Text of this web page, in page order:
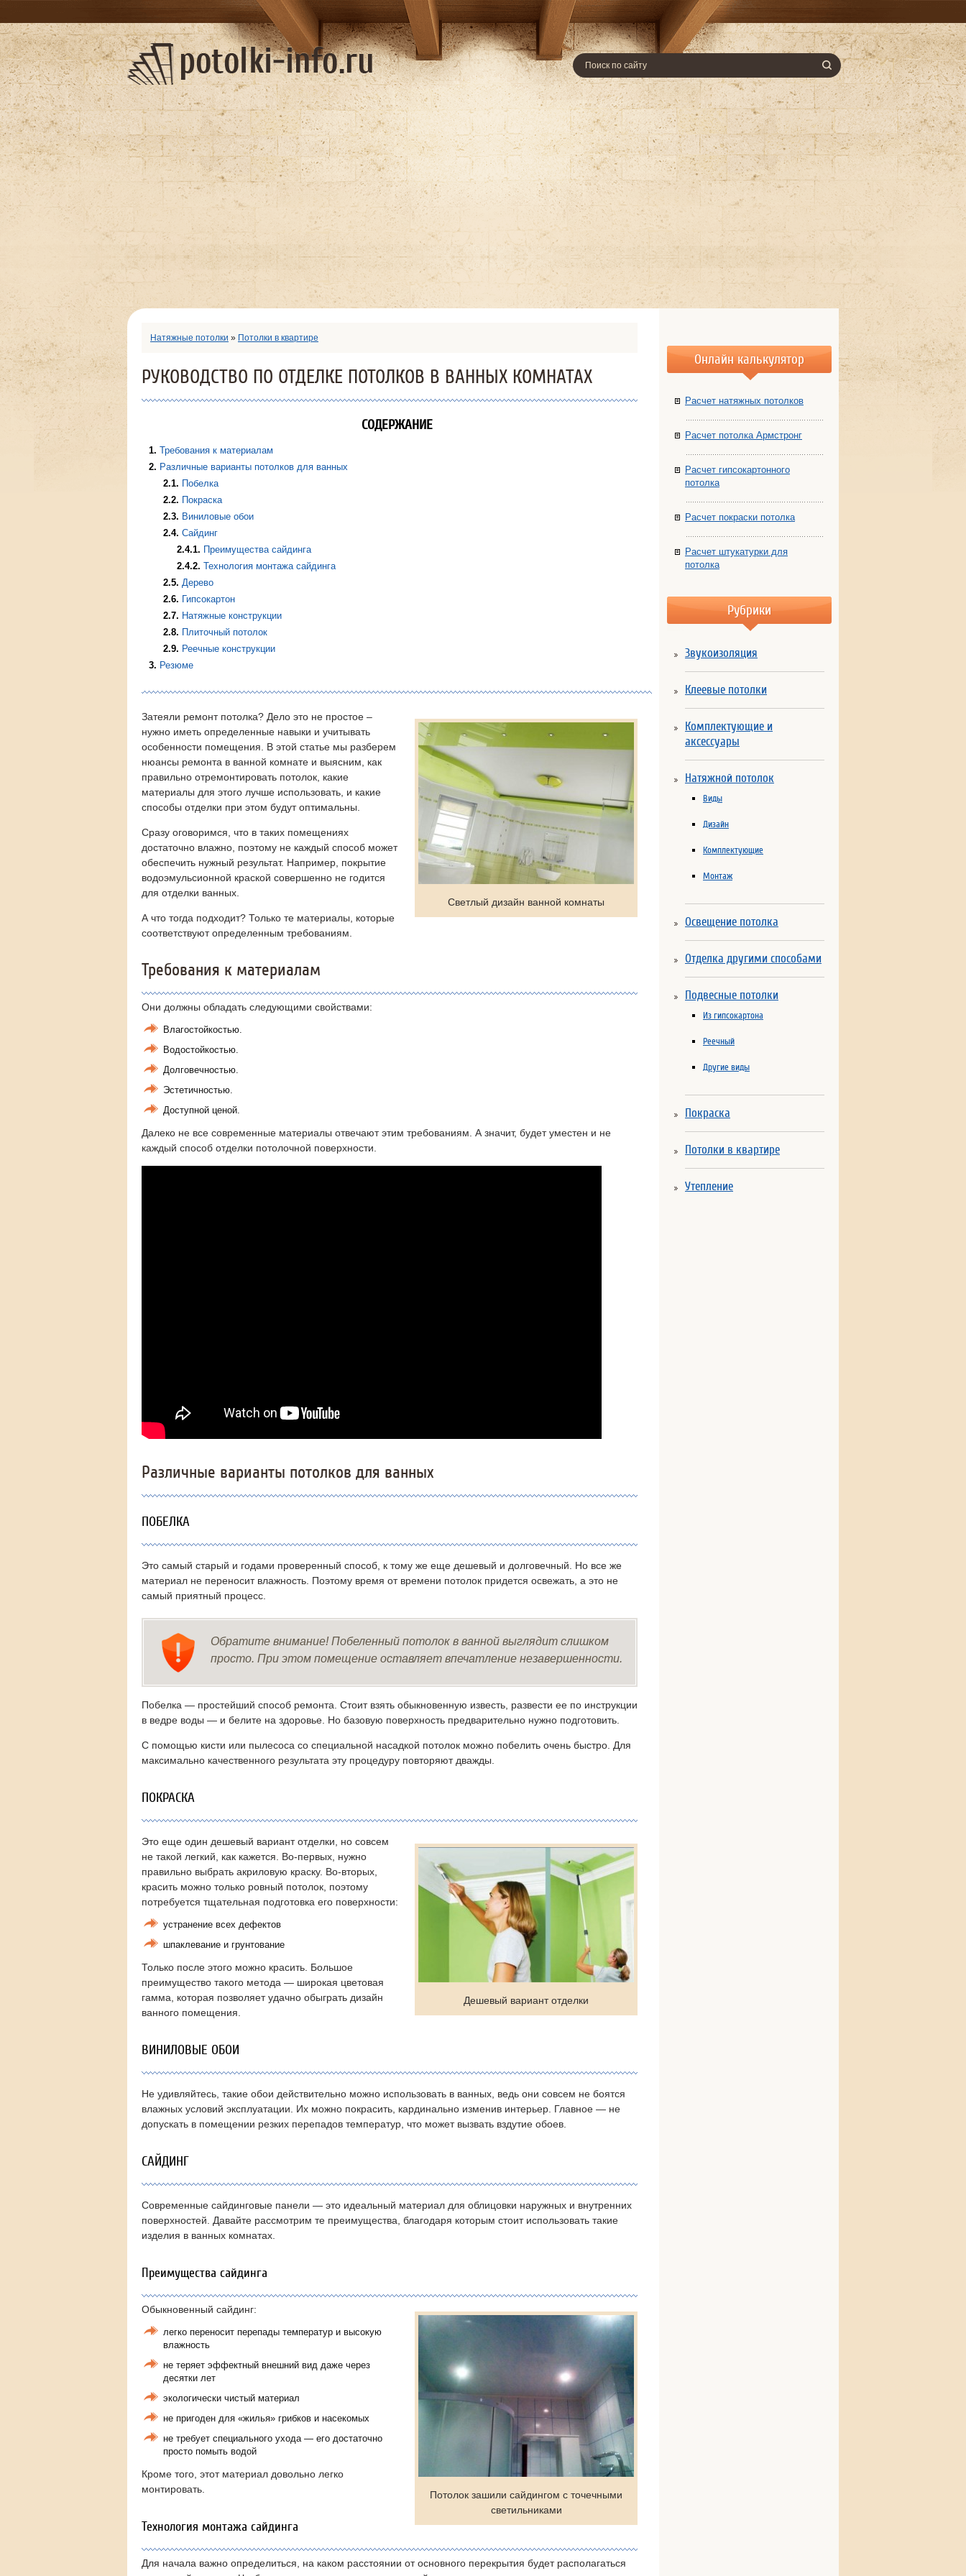
Натяжные потолки » Потолки в квартире
РУКОВОДСТВО ПО ОТДЕЛКЕ ПОТОЛКОВ В ВАННЫХ КОМНАТАХ
СОДЕРЖАНИЕ
1 Требования к материалам
2
Различные варианты потолков для ванных
2.1
Побелка
2.2
Покраска
2.3
Виниловые обои
2.4 Сайдинг
2.4.1
Преимущества сайдинга
2.4.2 Технология монтажа сайдинга
2.5 Дерево
2.6
Гипсокартон
2.7
Натяжные конструкции
2.8
Плиточный потолок
2.9
Реечные конструкции
3
Резюме
Светлый дизайн ванной комнаты
Затеяли ремонт потолка? Дело это не простое –
нужно иметь определенные навыки и учитывать
особенности помещения. В этой статье мы разберем
нюансы ремонта в ванной комнате и выясним, как
правильно отремонтировать потолок, какие
материалы для этого лучше использовать, и какие
способы отделки при этом будут оптимальны.
Сразу оговоримся, что в таких помещениях
достаточно влажно, поэтому не каждый способ может
обеспечить нужный результат. Например, покрытие
водоэмульсионной краской совершенно не годится
для отделки ванных.
А что тогда подходит? Только те материалы, которые
соответствуют определенным требованиям.
Требования к материалам
Они должны обладать следующими свойствами:
Влагостойкостью.
Водостойкостью.
Долговечностью.
Эстетичностью.
Доступной ценой.
Далеко не все современные материалы отвечают этим требованиям. А значит, будет уместен и не
каждый способ отделки потолочной поверхности.
Различные варианты потолков для ванных
ПОБЕЛКА
Это самый старый и годами проверенный способ, к тому же еще дешевый и долговечный. Но все же
материал не переносит влажность. Поэтому время от времени потолок придется освежать, а это не
самый приятный процесс.
Обратите внимание! Побеленный потолок в ванной выглядит слишком
просто. При этом помещение оставляет впечатление незавершенности.
Побелка — простейший способ ремонта. Стоит взять обыкновенную известь, развести ее по инструкции
в ведре воды — и белите на здоровье. Но базовую поверхность предварительно нужно подготовить.
С помощью кисти или пылесоса со специальной насадкой потолок можно побелить очень быстро. Для
максимально качественного результата эту процедуру повторяют дважды.
ПОКРАСКА
Дешевый вариант отделки
Это еще один дешевый вариант отделки, но совсем
не такой легкий, как кажется. Во-первых, нужно
правильно выбрать акриловую краску. Во-вторых,
красить можно только ровный потолок, поэтому
потребуется тщательная подготовка его поверхности:
устранение всех дефектов
шпаклевание и грунтование
Только после этого можно красить. Большое
преимущество такого метода — широкая цветовая
гамма, которая позволяет удачно обыграть дизайн
ванного помещения.
ВИНИЛОВЫЕ ОБОИ
Не удивляйтесь, такие обои действительно можно использовать в ванных, ведь они совсем не боятся
влажных условий эксплуатации. Их можно покрасить, кардинально изменив интерьер. Главное — не
допускать в помещении резких перепадов температур, что может вызвать вздутие обоев.
САЙДИНГ
Современные сайдинговые панели — это идеальный материал для облицовки наружных и внутренних
поверхностей. Давайте рассмотрим те преимущества, благодаря которым стоит использовать такие
изделия в ванных комнатах.
Преимущества сайдинга
Потолок зашили сайдингом с точечными
светильниками
Обыкновенный сайдинг:
легко переносит перепады температур и высокую
влажность
не теряет эффектный внешний вид даже через
десятки лет
экологически чистый материал
не пригоден для «жилья» грибков и насекомых
не требует специального ухода — его достаточно
просто помыть водой
Кроме того, этот материал довольно легко
монтировать.
Технология монтажа сайдинга
Для начала важно определиться, на каком расстоянии от основного перекрытия будет располагаться
Онлайн калькулятор
Расчет натяжных потолков
Расчет потолка Армстронг
Расчет гипсокартонного
потолка
Расчет покраски потолка
Расчет штукатурки для
потолка
Рубрики
Звукоизоляция
Клеевые потолки
Комплектующие и
аксессуары
Натяжной потолок
Виды
Дизайн
Комплектующие
Монтаж
Освещение потолка
Отделка другими способами
Подвесные потолки
Из гипсокартона
Реечный
Другие виды
Покраска
Потолки в квартире
Утепление